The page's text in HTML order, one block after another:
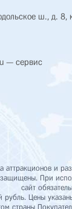
ш., д. 8,
— сервис
и
При
сайт
рубль. Цены
страны